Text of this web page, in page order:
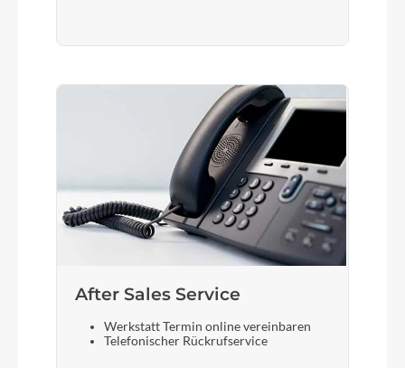
After Sales Service
Werkstatt Termin online vereinbaren
Telefonischer Rückrufservice